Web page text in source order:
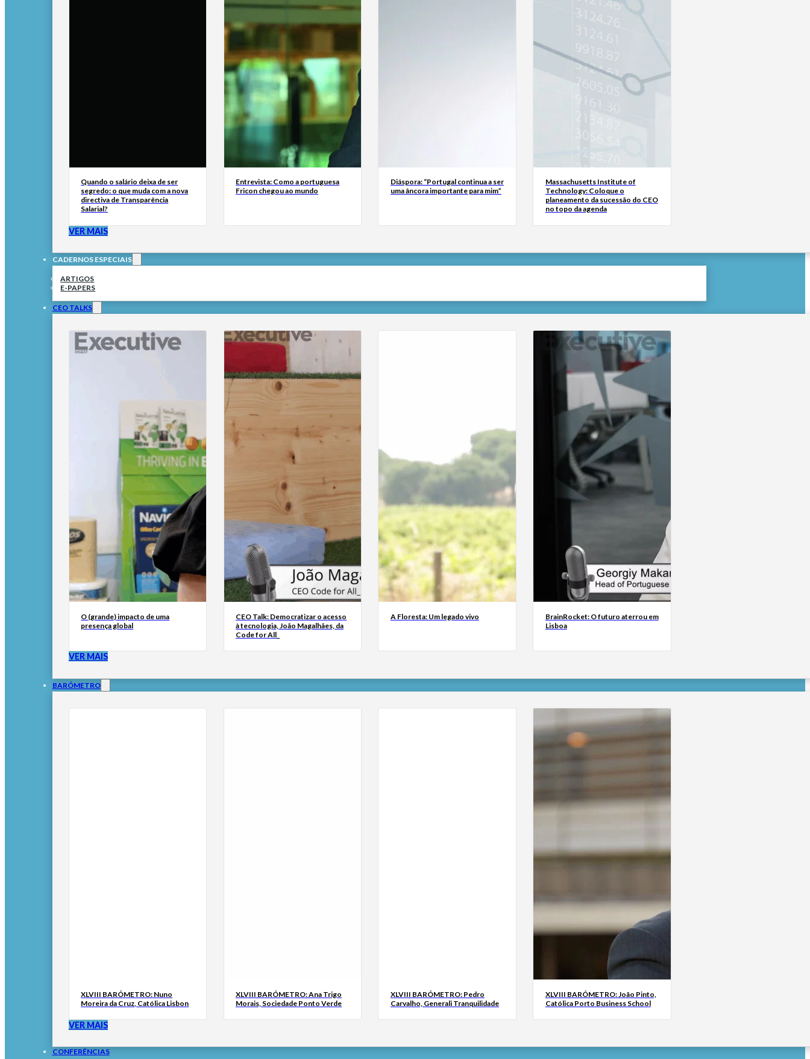
Quando o salário deixa de ser
segredo: o que muda com a nova
directiva de Transparência
Salarial?
Entrevista: Como a portuguesa
Fricon chegou ao mundo
Diáspora: “Portugal continua a ser
uma âncora importante para mim”
Massachusetts Institute of
Technology: Coloque o
planeamento da sucessão do CEO
no topo da agenda
VER MAIS
CADERNOS ESPECIAIS
ARTIGOS
E-PAPERS
CEO TALKS
O (grande) impacto de uma
presença global
CEO Talk: Democratizar o acesso
à tecnologia, João Magalhães, da
Code for All_
A Floresta: Um legado vivo
BrainRocket: O futuro aterrou em
Lisboa
VER MAIS
BARÓMETRO
XLVIII BARÓMETRO: Nuno
Moreira da Cruz, Católica Lisbon
XLVIII BARÓMETRO: Ana Trigo
Morais, Sociedade Ponto Verde
XLVIII BARÓMETRO: Pedro
Carvalho, Generali Tranquilidade
XLVIII BARÓMETRO: João Pinto,
Católica Porto Business School
VER MAIS
CONFERÊNCIAS